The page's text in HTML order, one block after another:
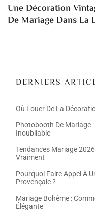
DERNIERS
Où Louer De La
Photobooth De Mariage
Inoubliable
Tendances Mariage
Vraiment
Pourquoi Faire Appel À
Provençale ?
Mariage Bohème :
Élégante
Une Décoration
De Mariage Dans La